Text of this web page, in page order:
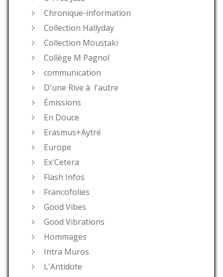
Chronique-information
Collection Hallyday
Collection Moustaki
Collège M Pagnol
communication
D'une Rive à l'autre
Émissions
En Douce
Erasmus+Aytré
Europe
Ex'Cetera
Flash Infos
Francofolies
Good Vibes
Good Vibrations
Hommages
Intra Muros
L'Antidote